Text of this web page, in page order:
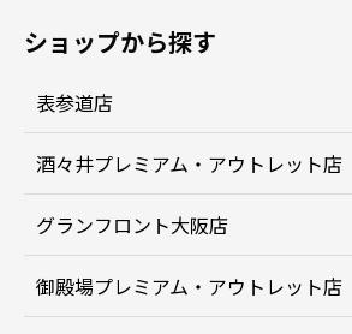
ショップから探す
表参道店
酒々井プレミアム・アウトレット店
グランフロント大阪店
御殿場プレミアム・アウトレット店